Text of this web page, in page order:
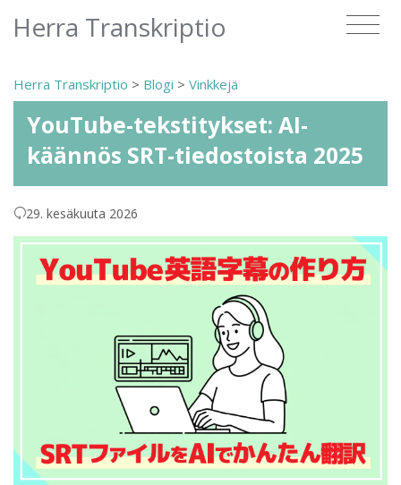
Herra Transkriptio
Herra Transkriptio > Blogi > Vinkkejä
YouTube-tekstitykset: AI-
käännös SRT-tiedostoista 2025
29. kesäkuuta 2026